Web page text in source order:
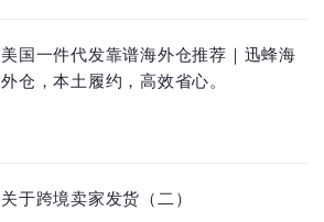
美国一件代发靠谱海外仓推荐｜迅蜂海
外仓，本土履约，高效省心。
关于跨境卖家发货（二）